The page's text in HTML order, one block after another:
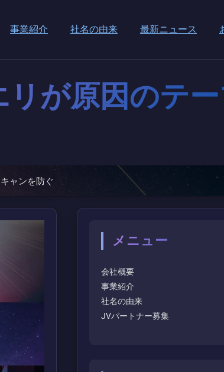
事業紹介 社名の由来 最新ニュース
が原因のテ
ャンを防ぐ
メニュー
会社概要
事業紹介
社名の由来
JVパートナー募集